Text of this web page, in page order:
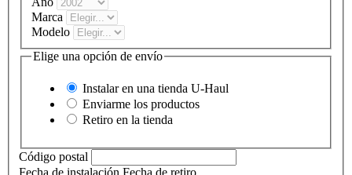
Marca
Modelo
Elige una opción de envío
Instalar en una tienda U-Haul
Enviarme los productos
Retiro en la tienda
Código postal